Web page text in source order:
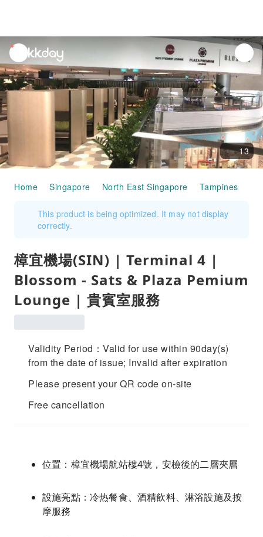
unread
notifications
13
Home Singapore North East Singapore Tampines
This product is being optimized. It may not display
correctly.
樟宜機場(SIN) | Terminal 4 |
Blossom - Sats & Plaza Pemium
Lounge | 貴賓室服務
Validity Period：Valid for use within 90day(s)
from the date of issue; Invalid after expiration
Please present your QR code on-site
Free cancellation
位置：樟宜機場航站樓4號，安檢後的二層夾層
設施亮點：冷热餐食、酒精飲料、淋浴設施及按
摩服務